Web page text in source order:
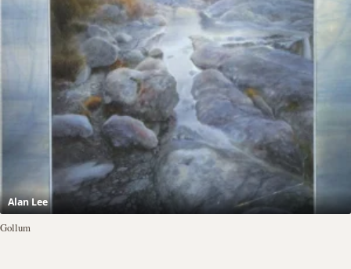
Alan Lee
Gollum